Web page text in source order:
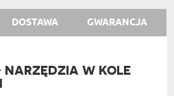
DOSTAWA GWARANCJA
W KOLE